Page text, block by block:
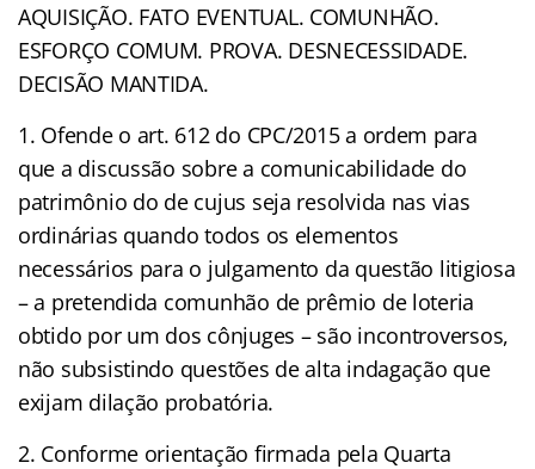
AQUISIÇÃO. FATO EVENTUAL. COMUNHÃO.
ESFORÇO COMUM. PROVA. DESNECESSIDADE.
DECISÃO MANTIDA.
1. Ofende o art. 612 do CPC/2015 a ordem para
que a discussão sobre a comunicabilidade do
patrimônio do de cujus seja resolvida nas vias
ordinárias quando todos os elementos
necessários para o julgamento da questão litigiosa
– a pretendida comunhão de prêmio de loteria
obtido por um dos cônjuges – são incontroversos,
não subsistindo questões de alta indagação que
exijam dilação probatória.
2. Conforme orientação firmada pela Quarta